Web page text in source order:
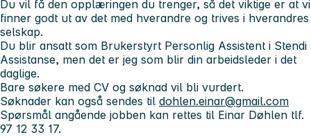
Du vil få den opplæringen du trenger, så det viktige er at vi
finner godt ut av det med hverandre og trives i hverandres
selskap.
Du blir ansatt som Brukerstyrt Personlig Assistent i Stendi
Assistanse, men det er jeg som blir din arbeidsleder i det
daglige.
Bare søkere med CV og søknad vil bli vurdert.
Søknader kan også sendes til dohlen.einar@gmail.com
Spørsmål angående jobben kan rettes til Einar Døhlen tlf.
97 12 33 17.